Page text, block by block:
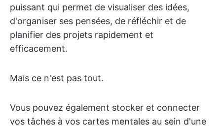
puissant qui permet de visualiser des idées,
d'organiser ses pensées, de réfléchir et de
planifier des projets rapidement et
efficacement.
Mais ce n'est pas tout.
Vous pouvez également stocker et connecter
vos tâches à vos cartes mentales au sein d'une